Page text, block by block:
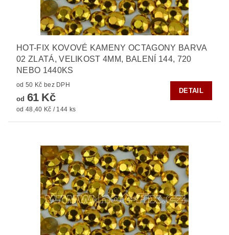
HOT-FIX KOVOVÉ KAMENY OCTAGONY BARVA
02 ZLATÁ, VELIKOST 4MM, BALENÍ 144, 720
NEBO 1440KS
od 50 Kč bez DPH
od 61 Kč
od 48,40 Kč / 144 ks
DETAIL